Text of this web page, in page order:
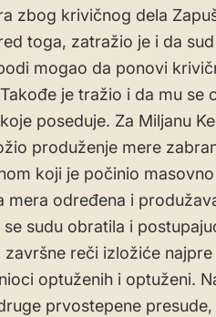
zbog krivičnog dela
toga, zatražio je i da
mogao da ponovi
je tražio i da mu se
poseduje. Za Miljanu
produženje mere
koji je počinio
mera određena i
sudu obratila i
završne reči izložiće
optuženih i optuženi.
prvostepene